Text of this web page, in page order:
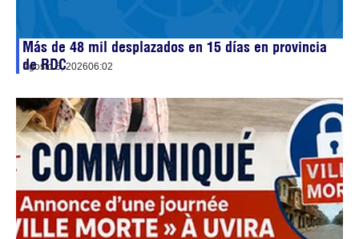
Más de 48 mil desplazados en 15 días en provincia
de RDC
agosto 5, 202606:02